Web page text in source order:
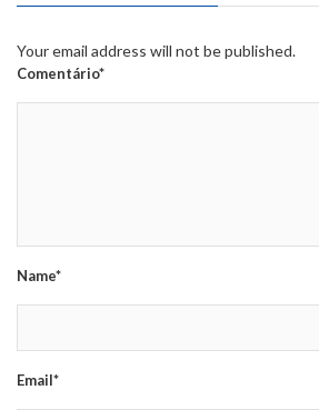
Your email address will not be published.
Comentário*
Name*
Email*